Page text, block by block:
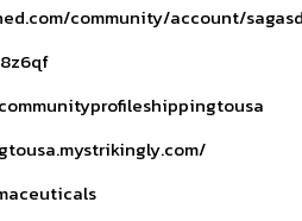
community/account/